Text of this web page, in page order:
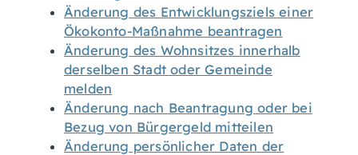
Änderung des Entwicklungsziels einer
Ökokonto-Maßnahme beantragen
Änderung des Wohnsitzes innerhalb
derselben Stadt oder Gemeinde
melden
Änderung nach Beantragung oder bei
Bezug von Bürgergeld mitteilen
Änderung persönlicher Daten der